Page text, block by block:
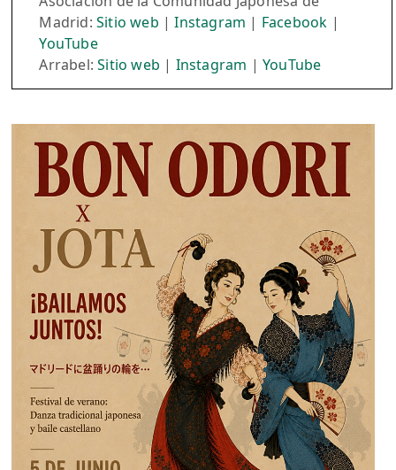
Madrid:Sitio web |Instagram | Facebook |
YouTube
Arrabel:Sitio web | Instagram |YouTube